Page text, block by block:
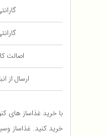
اصالت
ارسال از
با خرید غذاساز های
خرید کنید. غذاساز